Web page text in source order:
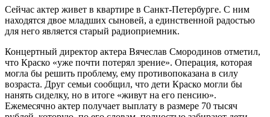
Сейчас актер живет в квартире в Санкт-Петербурге. С ним
находятся двое младших сыновей, а единственной радостью
для него является старый радиоприемник.
Концертный директор актера Вячеслав Смородинов отметил,
что Краско «уже почти потерял зрение». Операция, которая
могла бы решить проблему, ему противопоказана в силу
возраста. Друг семьи сообщил, что дети Краско могли бы
нанять сиделку, но в итоге «живут на его пенсию».
Ежемесячно актер получает выплату в размере 70 тысяч